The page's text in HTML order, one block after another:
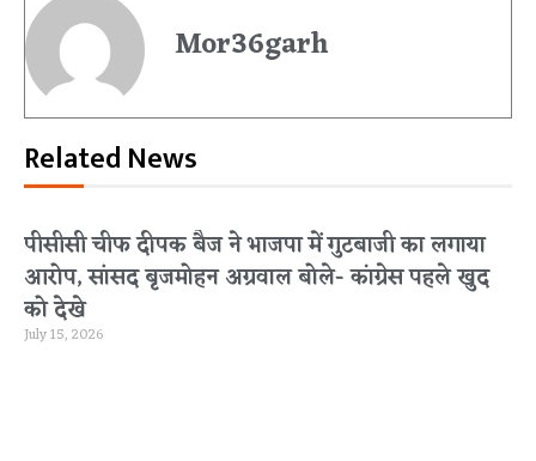
Mor36garh
Related News
पीसीसी चीफ दीपक बैज ने भाजपा में गुटबाजी का लगाया
आरोप, सांसद बृजमोहन अग्रवाल बोले- कांग्रेस पहले खुद
को देखे
July 15, 2026